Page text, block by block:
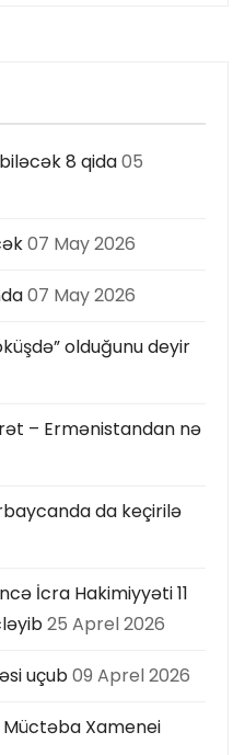
biləcək 8 qida05
07 May 2026
07 May 2026
olduğunu deyir
– Ermənistandan nə
da keçirilə
İcra Hakimiyyəti 11
25 Aprel 2026
uçub09 Aprel 2026
Müctəba Xamenei